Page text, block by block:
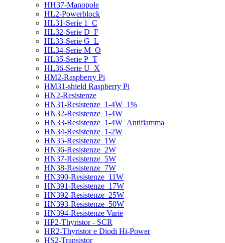
HH37-Manopole
HL2-Powerblock
HL31-Serie 1_C
HL32-Serie D_F
HL33-Serie G_L
HL34-Serie M_O
HL35-Serie P_T
HL36-Serie U_X
HM2-Raspberry Pi
HM31-shield Raspberry Pi
HN2-Resistenze
HN31-Resistenze_1-4W_1%
HN32-Resistenze_1-4W
HN33-Resistenze_1-4W_Antifiamma
HN34-Resistenze_1-2W
HN35-Resistenze_1W
HN36-Resistenze_2W
HN37-Resistenze_5W
HN38-Resistenze_7W
HN390-Resistenze_11W
HN391-Resistenze_17W
HN392-Resistenze_25W
HN393-Resistenze_50W
HN394-Resistenze Varie
HP2-Thyristor - SCR
HR2-Thyristor e Diodi Hi-Power
HS2-Transistor